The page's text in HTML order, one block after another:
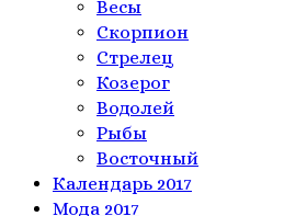
Весы
Скорпион
Стрелец
Козерог
Водолей
Рыбы
Восточный
Календарь 2017
Мода 2017